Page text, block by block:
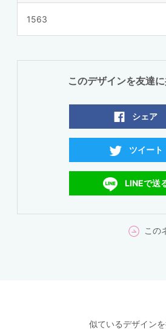
1563
このデザインを友達
シェア
ツイート
LINEで送
この
似ているデザイン